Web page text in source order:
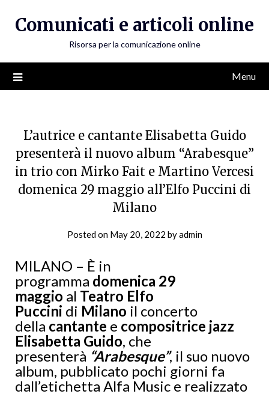
Comunicati e articoli online
Risorsa per la comunicazione online
Menu
L’autrice e cantante Elisabetta Guido
presenterà il nuovo album “Arabesque”
in trio con Mirko Fait e Martino Vercesi
domenica 29 maggio all’Elfo Puccini di
Milano
Posted on May 20, 2022 byadmin
MILANO – È in
programma domenica 29
maggio al Teatro Elfo
Puccini di Milano il concerto
della cantante e compositrice jazz
Elisabetta Guido, che
presenterà “Arabesque”, il suo nuovo
album, pubblicato pochi giorni fa
dall’etichetta Alfa Music e realizzato